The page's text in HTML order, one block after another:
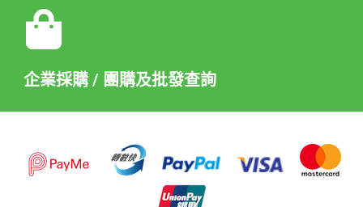
企業採購 / 團購及批發查詢